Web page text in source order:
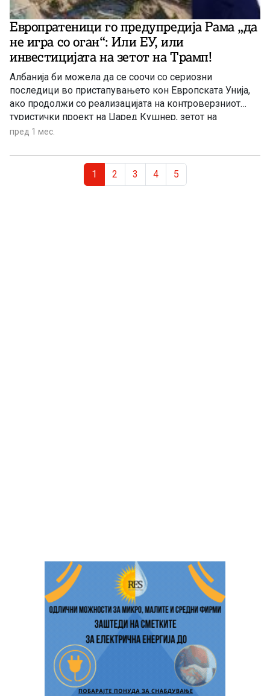
Европратеници го предупредија Рама „да
не игра со оган“: Или ЕУ, или
инвестицијата на зетот на Трамп!
Албанија би можела да се соочи со сериозни
последици во пристапувањето кон Европската Унија,
ако продолжи со реализацијата на контроверзниот
туристички проект на Џаред Кушнер, зетот на
американскиот претседател Доналд Трамп. На ова
оценувајќи дека проектот претставува закана за
заштитените природни подрачја.
пред 1 мес.
Current Page
1 Page
2 Page
3 Page
4 Page
5